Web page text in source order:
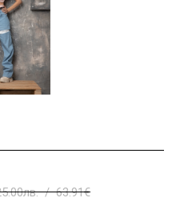
/ 63.91€